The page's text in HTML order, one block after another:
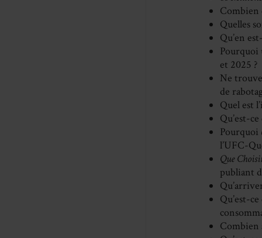
Combien
Quelles
Qu’en
Pourquoi
et 2025 ?
Ne
de
Quel est
Qu’est-
Pourquoi
l’UFC-
Que
publiant
Qu’est-
Combien